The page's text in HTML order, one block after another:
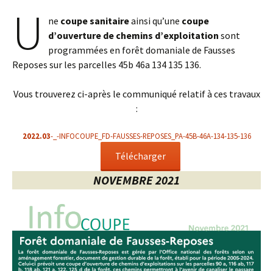
U ne coupe sanitaireainsi qu’une coupe
d’ouverture de chemins d’exploitation sont
programmées en forêt domaniale de Fausses
Reposes sur les parcelles 45b 46a 134 135 136.
Vous trouverez ci-après le communiqué relatif à ces travaux
:
2022.03-_-INFOCOUPE_FD-FAUSSES-REPOSES_PA-45B-46A-134-135-136
Télécharger
NOVEMBRE 2021